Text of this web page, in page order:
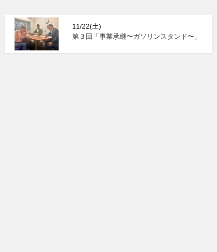
11/22(土)
第３回「事業承継〜ガソリンスタンド〜」